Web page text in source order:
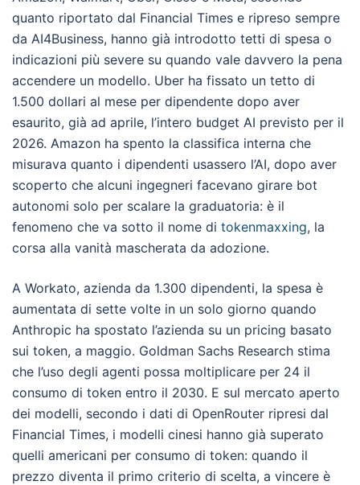
quanto riportato dal Financial Times e ripreso sempre
da AI4Business, hanno già introdotto tetti di spesa o
indicazioni più severe su quando vale davvero la pena
accendere un modello. Uber ha fissato un tetto di
1.500 dollari al mese per dipendente dopo aver
esaurito, già ad aprile, l’intero budget AI previsto per il
2026. Amazon ha spento la classifica interna che
misurava quanto i dipendenti usassero l’AI, dopo aver
scoperto che alcuni ingegneri facevano girare bot
autonomi solo per scalare la graduatoria: è il
fenomeno che va sotto il nome di tokenmaxxing, la
corsa alla vanità mascherata da adozione.
A Workato, azienda da 1.300 dipendenti, la spesa è
aumentata di sette volte in un solo giorno quando
Anthropic ha spostato l’azienda su un pricing basato
sui token, a maggio. Goldman Sachs Research stima
che l’uso degli agenti possa moltiplicare per 24 il
consumo di token entro il 2030. E sul mercato aperto
dei modelli, secondo i dati di OpenRouter ripresi dal
Financial Times, i modelli cinesi hanno già superato
quelli americani per consumo di token: quando il
prezzo diventa il primo criterio di scelta, a vincere è